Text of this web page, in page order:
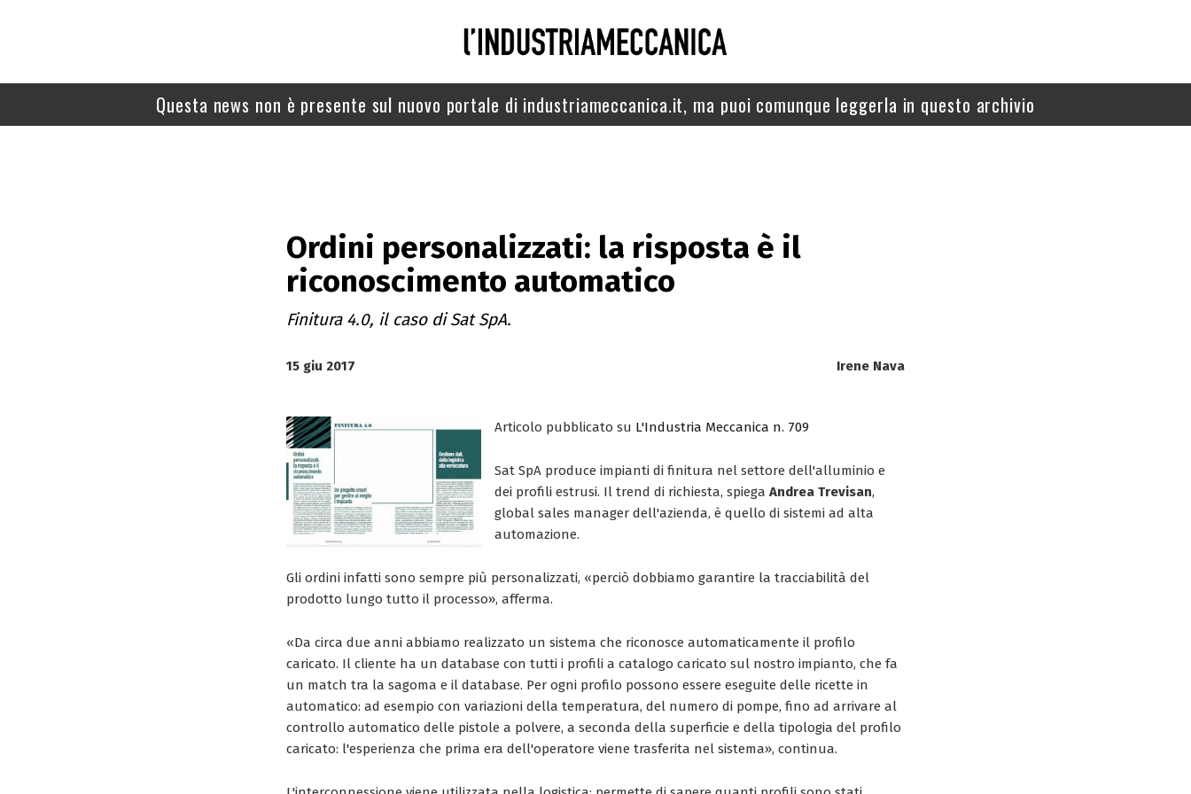
Questa news non è presente sul nuovo portale di industriameccanica.it, ma puoi comunque leggerla in questo archivio
Ordini personalizzati: la risposta è il
riconoscimento automatico
Finitura 4.0, il caso di Sat SpA.
15 giu 2017 Irene Nava
Articolo pubblicato su L'Industria Meccanica n. 709
Sat SpA produce impianti di finitura nel settore dell'alluminio e
dei profili estrusi. Il trend di richiesta, spiega Andrea Trevisan,
global sales manager dell'azienda, è quello di sistemi ad alta
automazione.
Gli ordini infatti sono sempre più personalizzati, «perciò dobbiamo garantire la tracciabilità del
prodotto lungo tutto il processo», afferma.
«Da circa due anni abbiamo realizzato un sistema che riconosce automaticamente il profilo
caricato. Il cliente ha un database con tutti i profili a catalogo caricato sul nostro impianto, che fa
un match tra la sagoma e il database. Per ogni profilo possono essere eseguite delle ricette in
automatico: ad esempio con variazioni della temperatura, del numero di pompe, fino ad arrivare al
controllo automatico delle pistole a polvere, a seconda della superficie e della tipologia del profilo
caricato: l'esperienza che prima era dell'operatore viene trasferita nel sistema», continua.